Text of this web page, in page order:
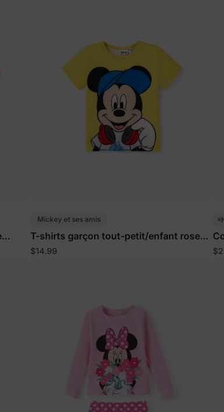
Mickey et ses amis
T-shirts garçon tout-petit/enfant rose
pâle
$14.99